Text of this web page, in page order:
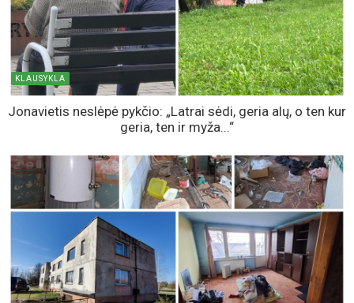
KLAUSYKLA
Jonavietis neslėpė pykčio: „Latrai sėdi, geria alų, o ten kur
geria, ten ir myža...“